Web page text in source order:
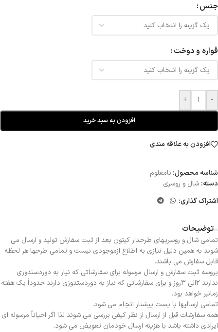
جنس
قواره و دوخت
-
+
افزودن به سبد خرید
افزودن به علاقه مندی
شناسه محصول: نامعلوم
دسته: شال و روسری
اشتراک گذاری:
توضیحات
تمامی شال و روسریهای طرحدار کیتون بعد از ثبت سفارش تولید و ارسال می
شوند به همین دلیل نیازی به اطلاع ازموجودی نیست و تمامی طرحها هر لحظه
قابل سفارش می باشند.
پروسه ثبت سفارش و ارسال مرسوله برای سفارشاتی که نیاز به دوردستدوزی
ندارند 2الی 3روز و برای سفارشاتی که نیاز به دوردستدوزی دارند حدوداً یک هفته
زمانبر خواهد بود.
تمامی ارسالیها با پست پیشتاز انجام می شود.
همه سفارشات قبل از ارسال از نظر کیفی بررسی می شوند لذا اگر احیاناً مرسوله ای
ایرادی داشته باشد با هزینه ارسال خودمان تعویض می شود.